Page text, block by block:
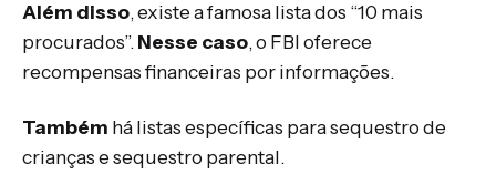
Além disso, existe a famosa lista dos “10 mais
procurados”. Nesse caso, o FBI oferece
recompensas financeiras por informações.
Também há listas específicas para sequestro de
crianças e sequestro parental.